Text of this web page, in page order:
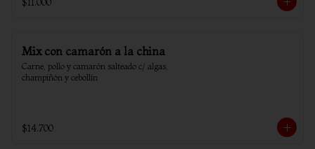
Mix con camarón a la china
Carne, pollo y camarón salteado c/ algas,
champiñón y cebollín
$14.700